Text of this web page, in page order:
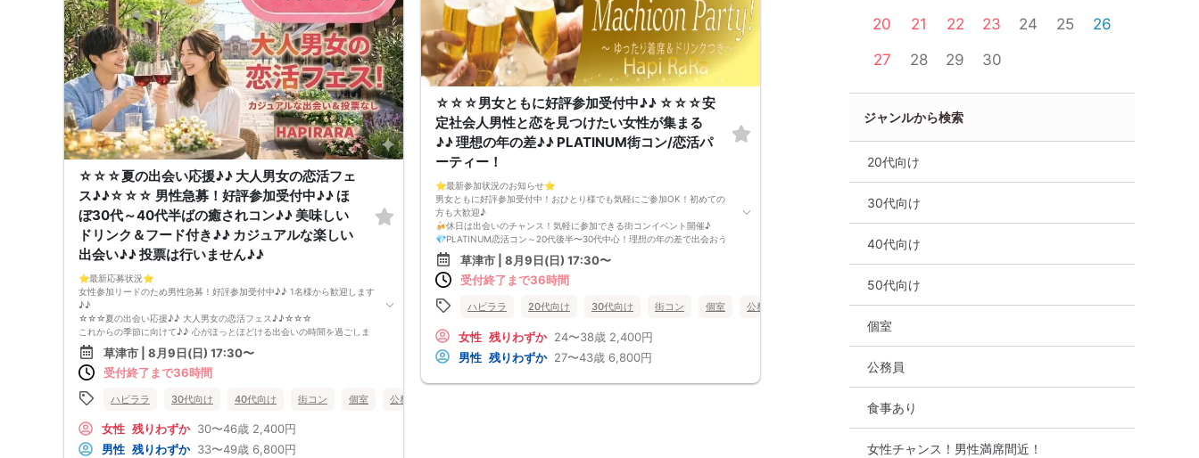
☆☆☆夏の出会い応援♪♪ 大人男女の恋活フェ
ス♪♪☆☆☆ 男性急募！好評参加受付中♪♪ ほ
ぼ30代～40代半ばの癒されコン♪♪ 美味しい
ドリンク＆フード付き♪♪ カジュアルな楽しい
出会い♪♪ 投票は行いません♪♪
⭐️最新応募状況⭐️
女性参加リードのため男性急募！好評参加受付中♪♪ 1名様から歓迎します
♪♪
☆☆☆夏の出会い応援♪♪ 大人男女の恋活フェス♪♪☆☆☆
これからの季節に向けて♪♪ 心がほっとほどける出会いの時間を過ごしま
せんか？
大人世代のための恋活フェスを開催します♪♪
参加者はほぼ30代〜40代半ばの方が中心♪♪
♪♪
ントです。
忙しい日常を少し忘れて、ゆったり話せる半個室の空間をご用意していま
す♪♪
草津市 | 8月9日(日) 17:30〜
受付終了まで36時間
ハピララ 30代向け 40代向け 街コン 個室 公務員
女性 残りわずか 30〜46歳 2,400円
男性 残りわずか 33〜49歳 6,800円
☆☆☆男女ともに好評参加受付中♪♪ ☆☆☆安
定社会人男性と恋を見つけたい女性が集まる
♪♪ 理想の年の差♪♪ PLATINUM街コン/恋活パ
ーティー！
⭐️最新参加状況のお知らせ⭐️
男女ともに好評参加受付中！おひとり様でも気軽にご参加OK！初めての
方も大歓迎♪
🍻休日は出会いのチャンス！気軽に参加できる街コンイベント開催♪
💎PLATINUM恋活コン～20代後半〜30代中心！理想の年の差で出会おう
～
社会人男性と恋を見つけたい女性が集まる♪♪
🌸「最近出会いが少ないなぁ…」
そんなあなたにピッタリの、気軽に話せる恋活街コンです♪
・落ち着いた雰囲気の会場で、ゆったり着席スタイル
・ドリンク付き！（ビール・カクテル・ソフトドリンクなど）
・連絡先の交換は自由♪気になる相手と次に繋がりやすい！
👨‍💼こんな方におすすめ！
草津市 | 8月9日(日) 17:30〜
受付終了まで36時間
ハピララ 20代向け 30代向け 街コン 個室 公務員 滋賀県 草津市
女性 残りわずか 24〜38歳 2,400円
男性 残りわずか 27〜43歳 6,800円
20
21 22 23 24 25
26
27
28 29 30
ジャンルから検索
20代向け
30代向け
40代向け
50代向け
個室
公務員
食事あり
女性チャンス！男性満席間近！